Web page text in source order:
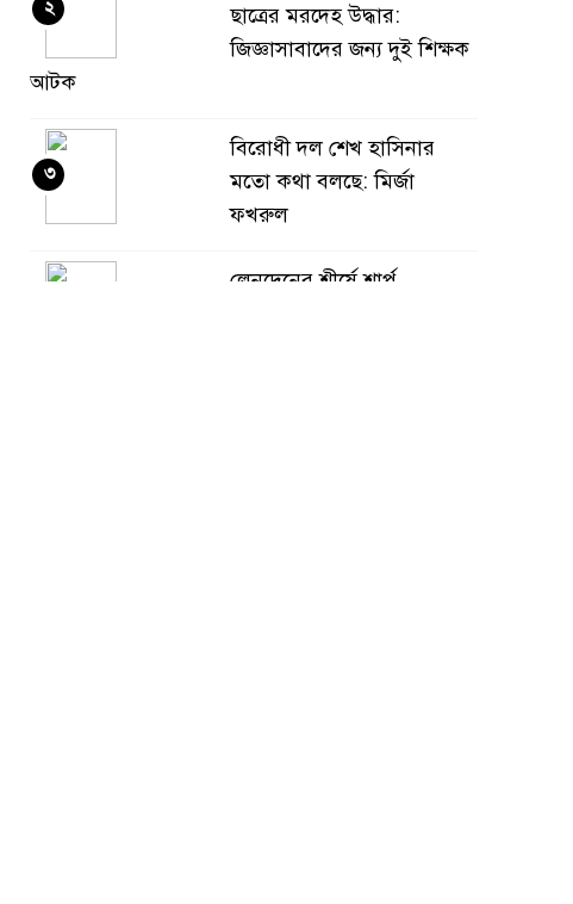
ছাত্রের মরদেহ উদ্ধার:
জিজ্ঞাসাবাদের জন্য দুই শিক্ষক
আটক
২
বিরোধী দল শেখ হাসিনার
মতো কথা বলছে: মির্জা
ফখরুল
৩
লেনদেনের শীর্ষে শার্প